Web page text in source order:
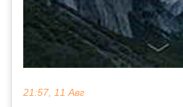
21:57, 11 Авг